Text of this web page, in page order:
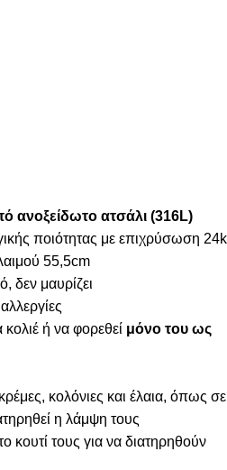
ανοξείδωτο ατσάλι (316L)
ποιότητας με επιχρύσωση 24k
55,5cm
δεν μαυρίζει
κολιέ ή να φορεθεί μόνο του ως
κολόνιες και έλαια, όπως σε
η λάμψη τους
κουτί τους για να διατηρηθούν